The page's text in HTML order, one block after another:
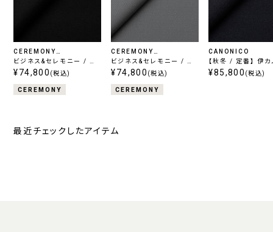
CEREMONY
COLLECTION
ビジネス&セレモニー / ス
ーパー110's ブラック
¥74,800 (税込)
CEREMONY
CEREMONY
COLLECTION
ビジネス&セレモニー / ス
ーパー110's ライトグレー
¥74,800 (税込)
CEREMONY
CANONICO
【秋冬 / 定番】 伊カ
フランネル / ネイビ
¥85,800 (税込)
最近チェックしたアイテム